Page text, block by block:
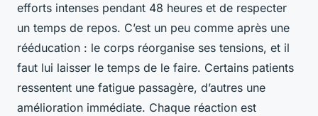
efforts intenses pendant 48 heures et de respecter
un temps de repos. C’est un peu comme après une
rééducation : le corps réorganise ses tensions, et il
faut lui laisser le temps de le faire. Certains patients
ressentent une fatigue passagère, d’autres une
amélioration immédiate. Chaque réaction est